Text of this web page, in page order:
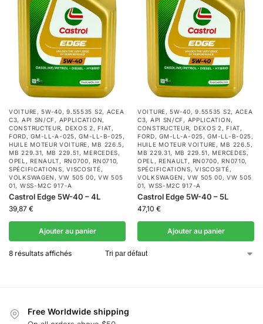
VOITURE,5W-40,9.55535 S2, ACEA
C3, API SN/CF, APPLICATION,
CONSTRUCTEUR, DEXOS 2, FIAT,
FORD,GM-LL-A-025,GM-LL-B-025,
HUILE MOTEUR VOITURE, MB 226.5,
MB 229.31, MB 229.51, MERCEDES,
OPEL , RENAULT, RN0700, RN0710,
SPÉCIFICATIONS,VISCOSITÉ,
VOLKSWAGEN ,VW 505 00,VW 505
01, WSS-M2C 917-A
Castrol Edge 5W-40 – 4L
39,87 €
Ajouter au panier
VOITURE,5W-40,9.55535 S2, ACEA
C3, API SN/CF, APPLICATION,
CONSTRUCTEUR, DEXOS 2, FIAT,
FORD,GM-LL-A-025,GM-LL-B-025,
HUILE MOTEUR VOITURE, MB 226.5,
MB 229.31, MB 229.51, MERCEDES,
OPEL , RENAULT, RN0700, RN0710,
SPÉCIFICATIONS,VISCOSITÉ,
VOLKSWAGEN ,VW 505 00,VW 505
01, WSS-M2C 917-A
Castrol Edge 5W-40 – 5L
47,10 €
Ajouter au panier
8 résultats affichés
Free Worldwide shipping